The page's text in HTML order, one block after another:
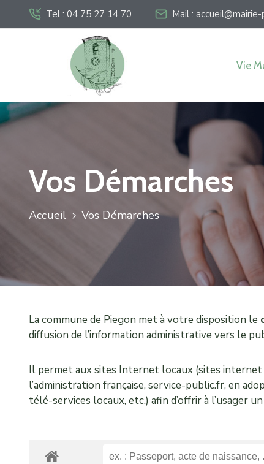
Tel : 04 75 27 14 70 Mail :
Vie
Vos Démarches
Accueil Vos Démarches
La commune de Piegon met à votre disposition le
diffusion de l’information administrative vers le
Il permet aux sites Internet locaux (sites
l’administration française, service-public.fr, en
télé-services locaux, etc.) afin d’offrir à l’usager